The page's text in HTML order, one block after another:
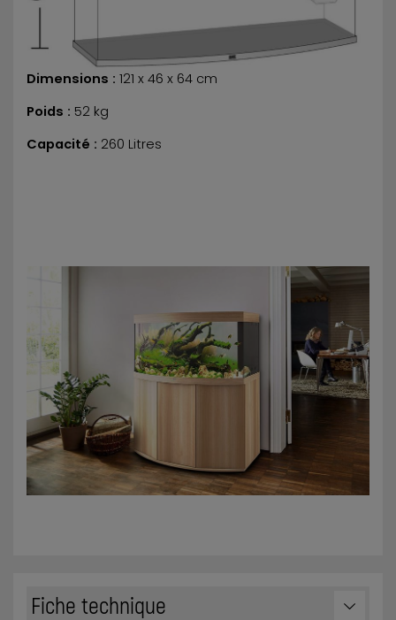
Dimensions : 121 x 46 x 64 cm
Poids : 52 kg
Capacité : 260 Litres
Fiche technique